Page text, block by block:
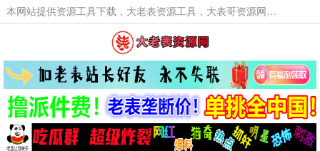
本网站提供资源工具下载，大老表资源工具，大表哥资源网软件工具，大老表资源下载，活动线报福利资源分享,活动线报，大型网游经典游戏，网络热门技术游戏辅助交流与分享。